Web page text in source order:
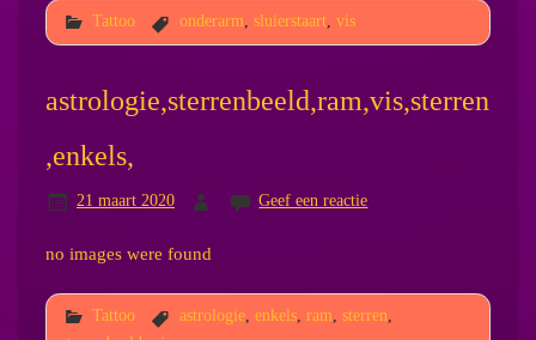
Tattoo onderarm, sluierstaart, vis
astrologie,sterrenbeeld,ram,vis,sterren
,enkels,
21 maart 2020 Geef een reactie
no images were found
Tattoo astrologie, enkels, ram sterren